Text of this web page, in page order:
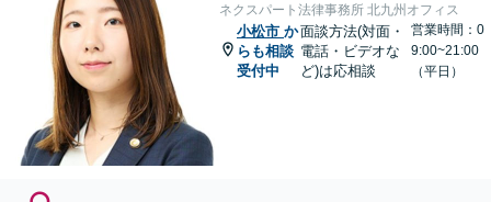
ネクスパート法律事務所 北九州オフィス
小松市 か
らも相談
受付中
面談方法(対面・
電話・ビデオな
ど)は応相談
営業時間：0
9:00~21:00
（平日）